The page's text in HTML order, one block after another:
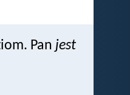
Pan jest